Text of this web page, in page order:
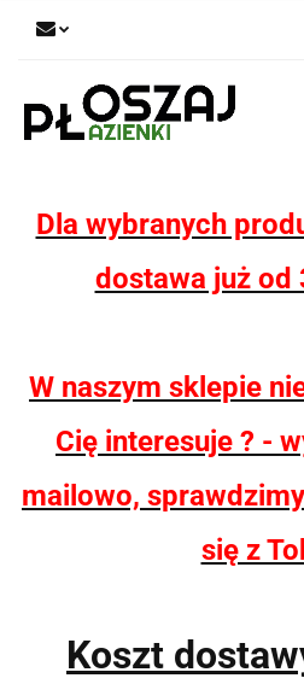
Dla wybranych
dostawa już od
W naszym sklepie
Cię interesuje ? -
mailowo,
się z
Koszt